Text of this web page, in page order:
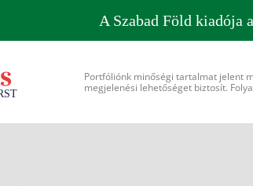
A Szabad Föld
Portfóliónk minőségi tartalmat jelent
megjelenési lehetőséget biztosít.